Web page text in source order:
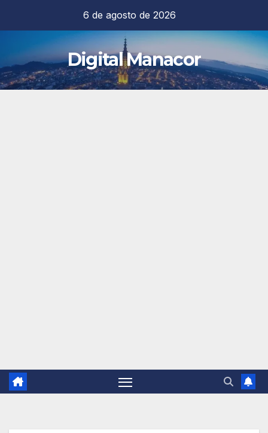
contenido
6 de agosto de 2026
Digital Manacor